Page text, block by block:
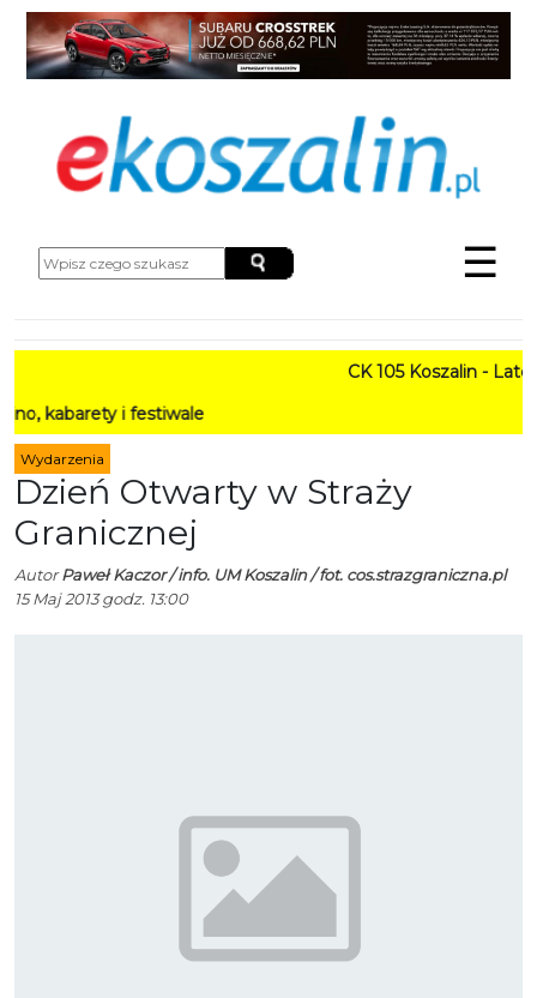
☰
CK 105 Koszalin - Lato w
i festiwale
Wydarzenia
Dzień Otwarty w Straży
Granicznej
AutorPaweł Kaczor / info. UM Koszalin / fot. cos.strazgraniczna.pl
15 Maj 2013 godz. 13:00